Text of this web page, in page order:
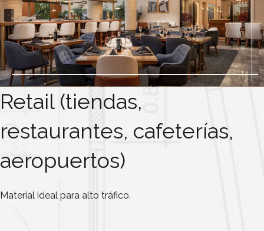
Retail (tiendas,
restaurantes, cafeterías,
aeropuertos)
Material ideal para alto tráfico.